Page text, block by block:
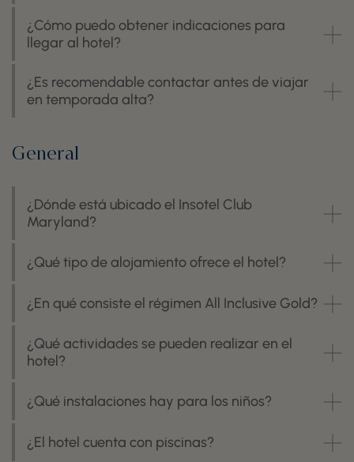
¿Cómo puedo obtener indicaciones para
llegar al hotel?
¿Es recomendable contactar antes de viajar
en temporada alta?
General
¿Dónde está ubicado el Insotel Club
Maryland?
¿Qué tipo de alojamiento ofrece el hotel?
¿En qué consiste el régimen All Inclusive Gold?
¿Qué actividades se pueden realizar en el
hotel?
¿Qué instalaciones hay para los niños?
¿El hotel cuenta con piscinas?